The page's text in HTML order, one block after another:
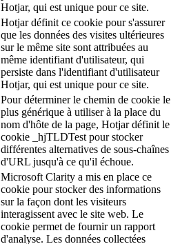
Hotjar, qui est unique pour ce site.
Hotjar définit ce cookie pour s'assurer
que les données des visites ultérieures
sur le même site sont attribuées au
même identifiant d'utilisateur, qui
persiste dans l'identifiant d'utilisateur
Hotjar, qui est unique pour ce site.
Pour déterminer le chemin de cookie le
plus générique à utiliser à la place du
nom d'hôte de la page, Hotjar définit le
cookie _hjTLDTest pour stocker
différentes alternatives de sous-chaînes
d'URL jusqu'à ce qu'il échoue.
Microsoft Clarity a mis en place ce
cookie pour stocker des informations
sur la façon dont les visiteurs
interagissent avec le site web. Le
cookie permet de fournir un rapport
d'analyse. Les données collectées